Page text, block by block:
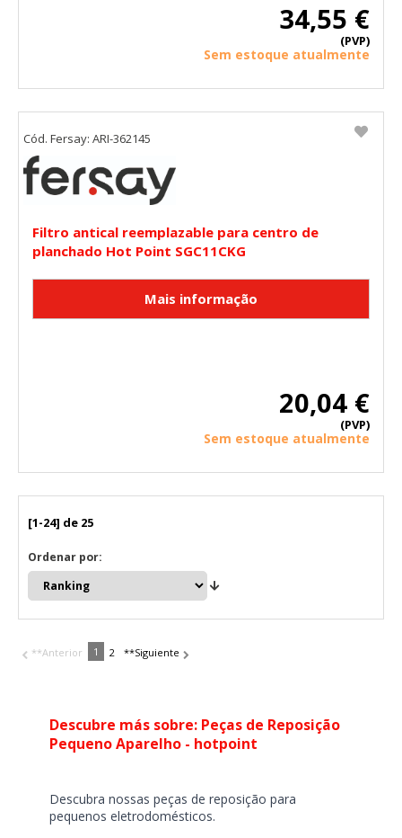
34,55 €
(PVP)
Sem estoque atualmente
Filtro antical reemplazable para centro de
planchado Hot Point SGC11CKG
20,04 €
(PVP)
Sem estoque atualmente
Cód. Fersay: ARI-362145
[1-24] de 25
Ordenar por:
**Anterior 1 2 **Siguiente
Descubre más sobre: Peças de Reposição
Pequeno Aparelho - hotpoint
Descubra nossas peças de reposição para
pequenos eletrodomésticos.